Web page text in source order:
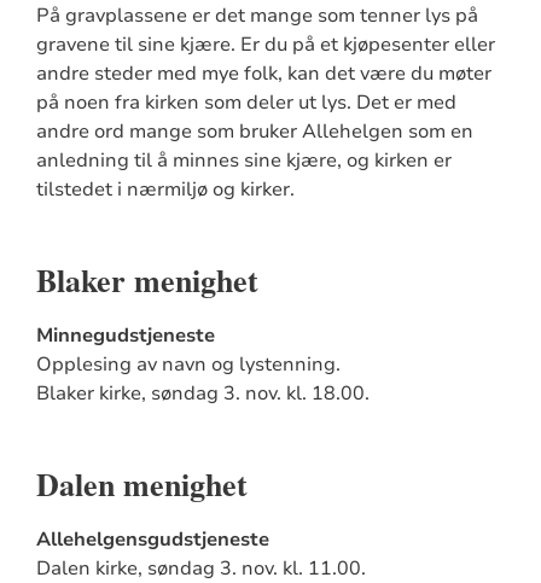
På gravplassene er det mange som tenner lys på
gravene til sine kjære. Er du på et kjøpesenter eller
andre steder med mye folk, kan det være du møter
på noen fra kirken som deler ut lys. Det er med
andre ord mange som bruker Allehelgen som en
anledning til å minnes sine kjære, og kirken er
tilstedet i nærmiljø og kirker.
Blaker menighet
Minnegudstjeneste
Opplesing av navn og lystenning.
Blaker kirke, søndag 3. nov. kl. 18.00.
Dalen menighet
Allehelgensgudstjeneste
Dalen kirke, søndag 3. nov. kl. 11.00.